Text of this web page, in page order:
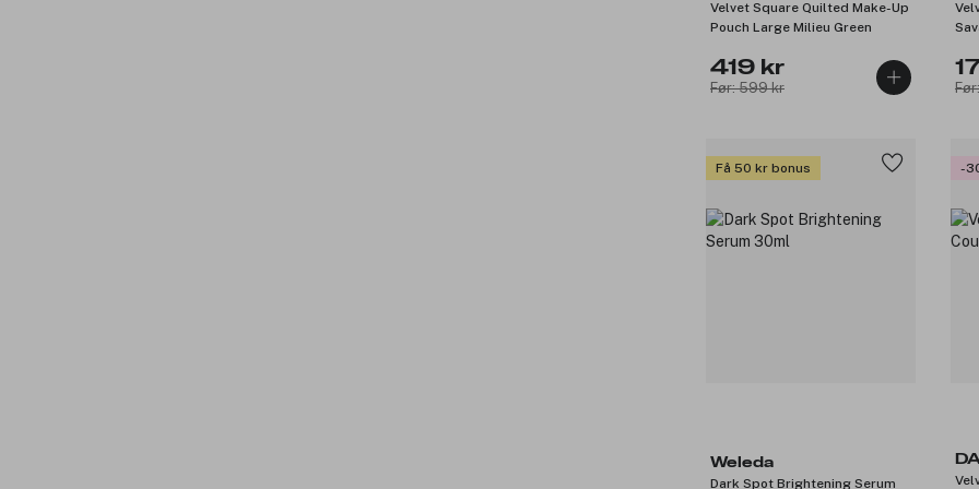
Velvet Square Quilted Make-Up
Pouch Large Milieu Green
419 kr
Før: 599 kr
Få 50 kr bonus
Weleda
Dark Spot Brightening Serum
-